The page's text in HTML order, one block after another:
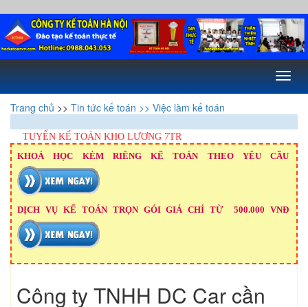
Toggle
Trang chủ >> Tin tức kế toán >> Việc làm kế toán
TUYỂN KẾ TOÁN KHO LƯƠNG 7TR
KHOÁ HỌC KÈM RIÊNG KẾ TOÁN THEO YÊU CẦU
DỊCH VỤ KẾ TOÁN TRỌN GÓI GIÁ CHỈ TỪ 500.000 VNĐ
Công ty TNHH DC Car cần